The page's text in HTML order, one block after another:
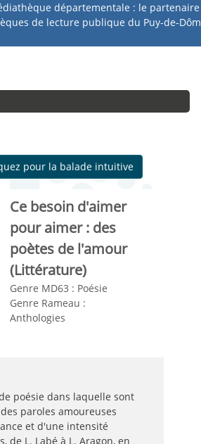
Aller
au
: le partenaire
de lecture publique du Puy-de-
menu
pour la balade intuitive
Ce besoin d'aimer
pour aimer: des
poètes de l'amour
(Littérature)
Genre MD63 : Poésie
Genre Rameau :
Anthologies
poésie dans laquelle sont
paroles amoureuses
et d'une intensité
de L. Labé à L. Aragon, en